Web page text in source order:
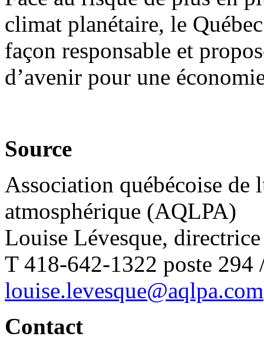
climat planétaire, le
façon responsable et
d’avenir pour une
Source
Association québécoise
atmosphérique (AQLPA)
Louise Lévesque,
T 418-642-1322 poste
louise.levesque@aqlpa.com
Contact